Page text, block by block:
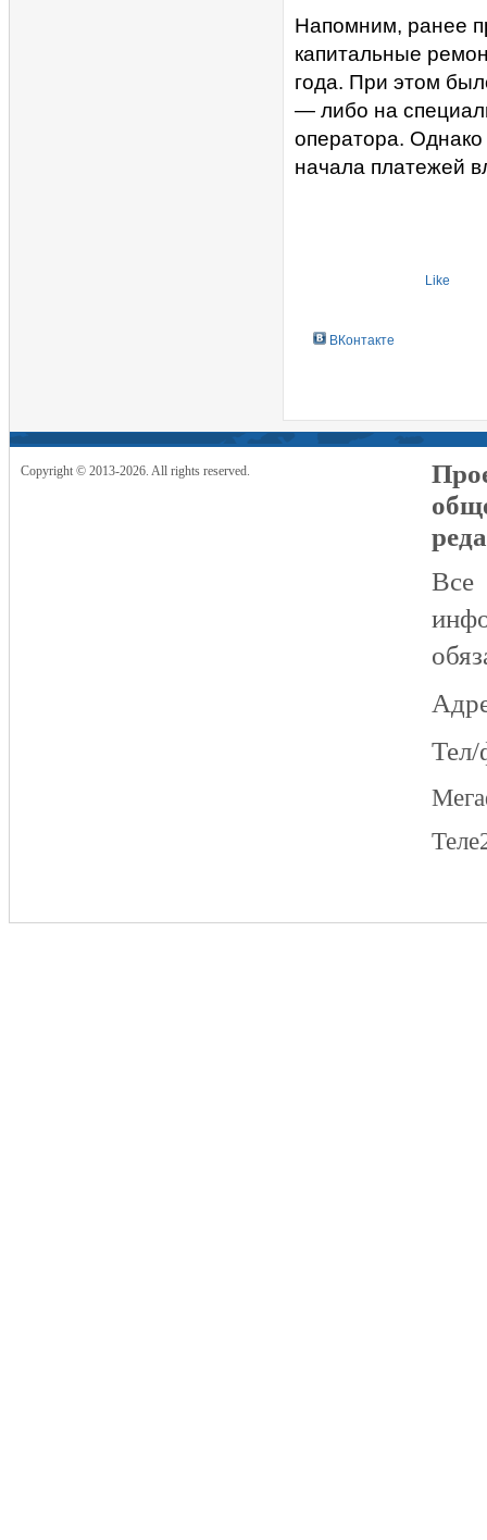
Напомним, ранее
капитальные
года. При этом
— либо на
оператора. Однако
начала платежей
Like
ВКонтакте
Copyright © 2013-2026. All rights reserved.